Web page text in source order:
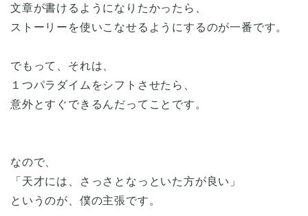
文章が書けるようになりたかったら、
ストーリーを使いこなせるようにするのが一番です。
でもって、それは、
１つパラダイムをシフトさせたら、
意外とすぐできるんだってことです。
なので、
「天才には、さっさとなっといた方が良い」
というのが、僕の主張です。